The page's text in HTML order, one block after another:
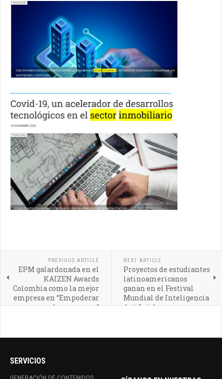
PREVIOUS ARTICLE
EPM galardonada en el
KAIZEN Awards
Colombia como la mejor
empresa en “Empoderar
a las personas”
NEXT ARTICLE
Proyectos de estudiantes
latinoamericanos
ganan en el Festival
Mundial de Inteligencia
Artificial
SERVICIOS